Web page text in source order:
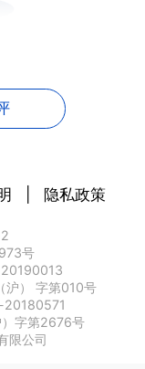
隐私政策
号
沪） 字第010号
20180571
）字第2676号
限公司